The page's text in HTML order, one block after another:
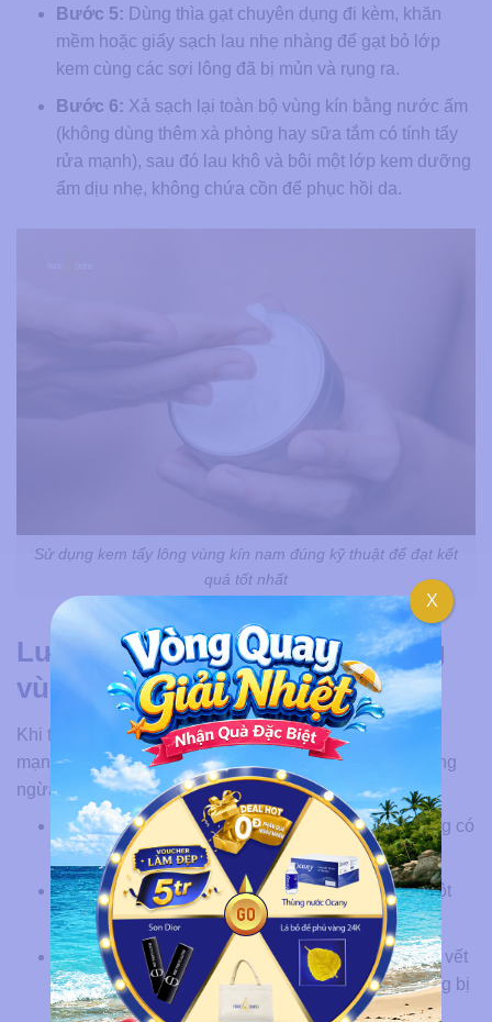
Bước 5: Dùng thìa gạt chuyên dụng đi kèm, khăn
mềm hoặc giấy sạch lau nhẹ nhàng để gạt bỏ lớp
kem cùng các sợi lông đã bị mủn và rụng ra.
Bước 6: Xả sạch lại toàn bộ vùng kín bằng nước ấm
(không dùng thêm xà phòng hay sữa tắm có tính tẩy
rửa mạnh), sau đó lau khô và bôi một lớp kem dưỡng
ẩm dịu nhẹ, không chứa cồn để phục hồi da.
Sử dụng kem tẩy lông vùng kín nam đúng kỹ thuật để đạt kết
quả tốt nhất
Lưu ý khi sử dụng kem tẩy lông
vùng kín cho nam
Khi tiến hành tẩy lông vùng kín bằng kem tại nhà, phái
mạnh cần đặc biệt lưu tâm đến các vấn đề sau để phòng
ngừa tác dụng phụ:
Ưu tiên tìm mua và sử dụng các dòng kem tẩy lông có
tem nhãn dành riêng cho da nhạy cảm.
Luôn giữ thói quen thử phản ứng của kem trên một
vùng da nhỏ trước khi bôi lên toàn bộ vùng bikini.
Tuyệt đối không bôi kem lên các vùng da đang có vết
thương hở, vết trầy xước, nốt mụn viêm hoặc đang bị
kích ứng.
X